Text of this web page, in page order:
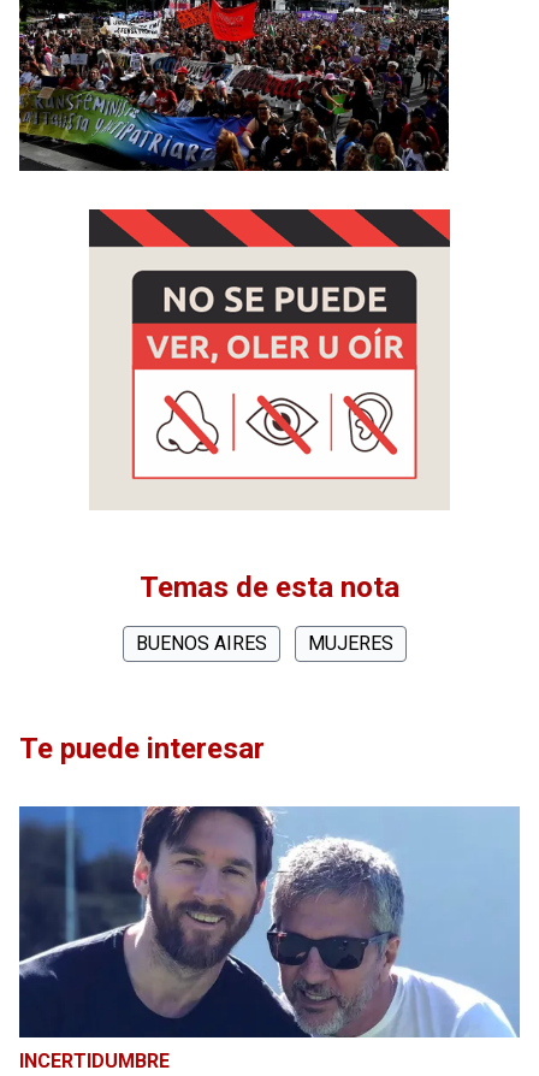
Temas de esta nota
BUENOS AIRES MUJERES
Te puede interesar
INCERTIDUMBRE